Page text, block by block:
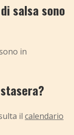
salsa sono
in
il calendario